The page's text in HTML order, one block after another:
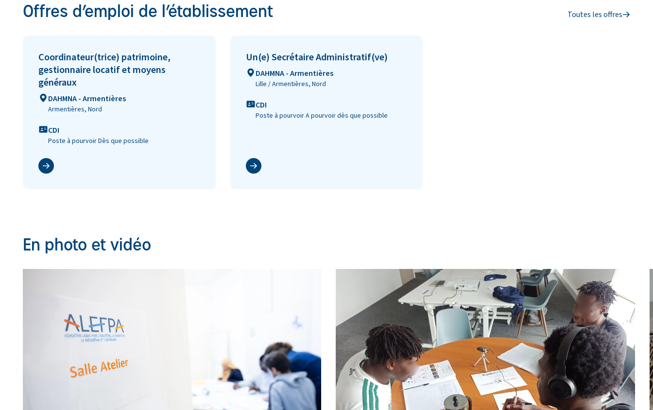
Offres d’emploi de l’établissement Toutes les offres
Coordinateur(trice) patrimoine,
gestionnaire locatif et moyens
généraux
LieuDAHMNA - Armentières
Armentières, Nord
Type de contrat
CDI
Poste à pourvoir Dès que possible
Un(e) Secrétaire Administratif(ve)
LieuDAHMNA - Armentières
Lille / Armentières, Nord
Type de contrat
CDI
Poste à pourvoir A pourvoir dès que possible
En photo et vidéo